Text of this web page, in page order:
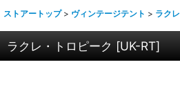
ストアートップ > ヴィンテージテント > ラクレ
ラクレ・トロピーク [UK-RT]